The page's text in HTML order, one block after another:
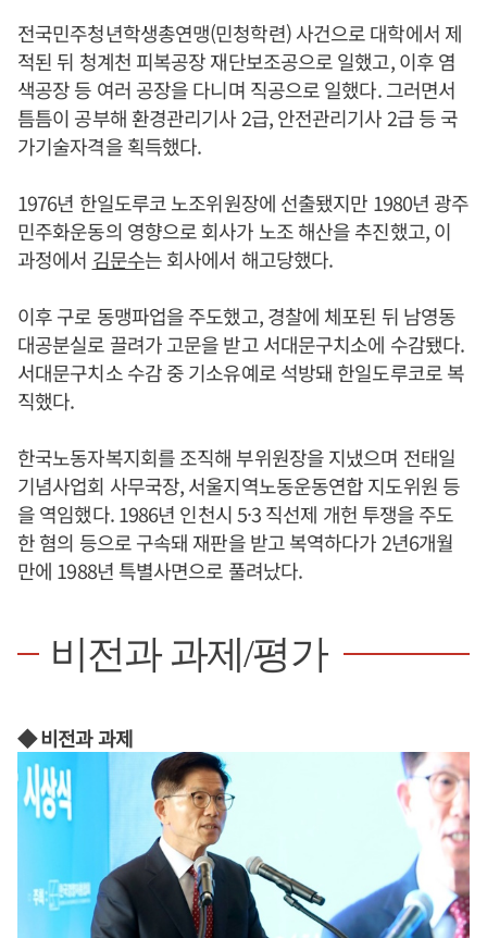
전국민주청년학생총연맹(민청학련) 사건으로 대학에서 제
적된 뒤 청계천 피복공장 재단보조공으로 일했고, 이후 염
색공장 등 여러 공장을 다니며 직공으로 일했다. 그러면서
틈틈이 공부해 환경관리기사 2급, 안전관리기사 2급 등 국
가기술자격을 획득했다.
1976년 한일도루코 노조위원장에 선출됐지만 1980년 광주
민주화운동의 영향으로 회사가 노조 해산을 추진했고, 이
과정에서 김문수는 회사에서 해고당했다.
이후 구로 동맹파업을 주도했고, 경찰에 체포된 뒤 남영동
대공분실로 끌려가 고문을 받고 서대문구치소에 수감됐다.
서대문구치소 수감 중 기소유예로 석방돼 한일도루코로 복
직했다.
한국노동자복지회를 조직해 부위원장을 지냈으며 전태일
기념사업회 사무국장, 서울지역노동운동연합 지도위원 등
을 역임했다. 1986년 인천시 5·3 직선제 개헌 투쟁을 주도
한 혐의 등으로 구속돼 재판을 받고 복역하다가 2년6개월
만에 1988년 특별사면으로 풀려났다.
비전과 과제/평가
◆ 비전과 과제